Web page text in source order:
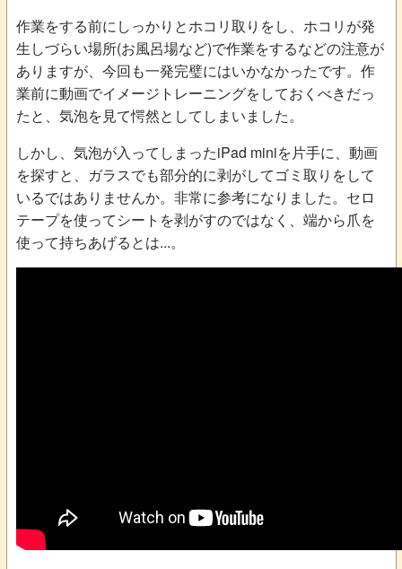
作業をする前にしっかりとホコリ取りをし、ホコリが発
生しづらい場所(お風呂場など)で作業をするなどの注意が
ありますが、今回も一発完璧にはいかなかったです。作
業前に動画でイメージトレーニングをしておくべきだっ
たと、気泡を見て愕然としてしまいました。
しかし、気泡が入ってしまったiPad miniを片手に、動画
を探すと、ガラスでも部分的に剥がしてゴミ取りをして
いるではありませんか。非常に参考になりました。セロ
テープを使ってシートを剥がすのではなく、端から爪を
使って持ちあげるとは...。